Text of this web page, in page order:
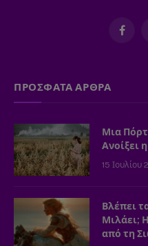
ΠΡΟΣΦΑΤΑ ΑΡΘΡΑ
Μια
Ανοίξει
15 Ιουλίου
Βλέπει
Μιλάει;
από τη